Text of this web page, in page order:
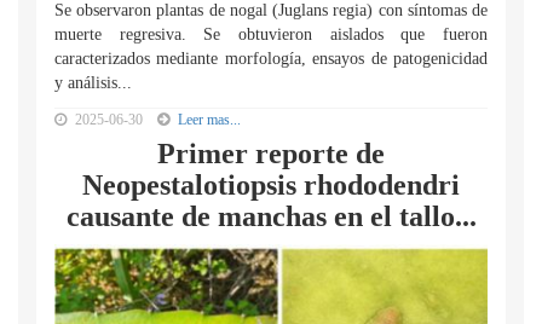
Se observaron plantas de nogal (Juglans regia) con síntomas de
muerte regresiva. Se obtuvieron aislados que fueron
caracterizados mediante morfología, ensayos de patogenicidad
y análisis...
2025-06-30 Leer mas...
Primer reporte de
Neopestalotiopsis rhododendri
causante de manchas en el tallo...